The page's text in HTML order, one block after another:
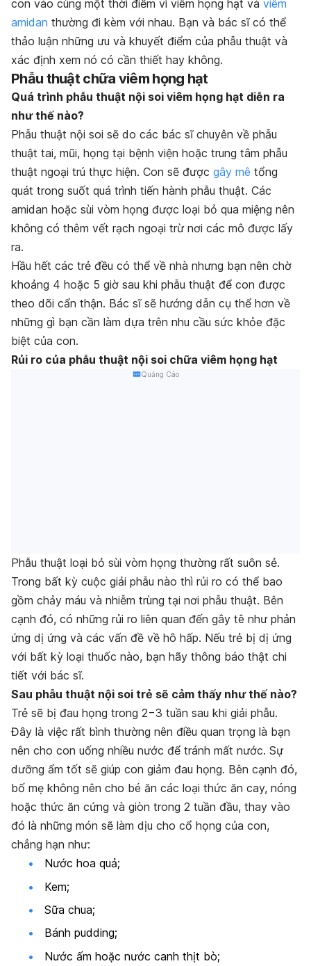
con vào cùng một thời điểm vì viêm họng hạt và viêm
amidan thường đi kèm với nhau. Bạn và bác sĩ có thể
thảo luận những ưu và khuyết điểm của phẫu thuật và
xác định xem nó có cần thiết hay không.
Phẫu thuật chữa viêm họng hạt
Quá trình phẫu thuật nội soi viêm họng hạt diễn ra
như thế nào?
Phẫu thuật nội soi sẽ do các bác sĩ chuyên về phẫu
thuật tai, mũi, họng tại bệnh viện hoặc trung tâm phẫu
thuật ngoại trú thực hiện. Con sẽ được gây mê tổng
quát trong suốt quá trình tiến hành phẫu thuật. Các
amidan hoặc sùi vòm họng được loại bỏ qua miệng nên
không có thêm vết rạch ngoại trừ nơi các mô được lấy
ra.
Hầu hết các trẻ đều có thể về nhà nhưng bạn nên chờ
khoảng 4 hoặc 5 giờ sau khi phẫu thuật để con được
theo dõi cẩn thận. Bác sĩ sẽ hướng dẫn cụ thể hơn về
những gì bạn cần làm dựa trên nhu cầu sức khỏe đặc
biệt của con.
Rủi ro của phẫu thuật nội soi chữa viêm họng hạt
Quảng Cáo
Phẫu thuật loại bỏ sùi vòm họng thường rất suôn sẻ.
Trong bất kỳ cuộc giải phẫu nào thì rủi ro có thể bao
gồm chảy máu và nhiễm trùng tại nơi phẫu thuật. Bên
cạnh đó, có những rủi ro liên quan đến gây tê như phản
ứng dị ứng và các vấn đề về hô hấp. Nếu trẻ bị dị ứng
với bất kỳ loại thuốc nào, bạn hãy thông báo thật chi
tiết với bác sĩ.
Sau phẫu thuật nội soi trẻ sẽ cảm thấy như thế nào?
Trẻ sẽ bị đau họng trong 2−3 tuần sau khi giải phẫu.
Đây là việc rất bình thường nên điều quan trọng là bạn
nên cho con uống nhiều nước để tránh mất nước. Sự
dưỡng ẩm tốt sẽ giúp con giảm đau họng. Bên cạnh đó,
bố mẹ không nên cho bé ăn các loại thức ăn cay, nóng
hoặc thức ăn cứng và giòn trong 2 tuần đầu, thay vào
đó là những món sẽ làm dịu cho cổ họng của con,
chẳng hạn như:
Nước hoa quả;
Kem;
Sữa chua;
Bánh pudding;
Nước ấm hoặc nước canh thịt bò;